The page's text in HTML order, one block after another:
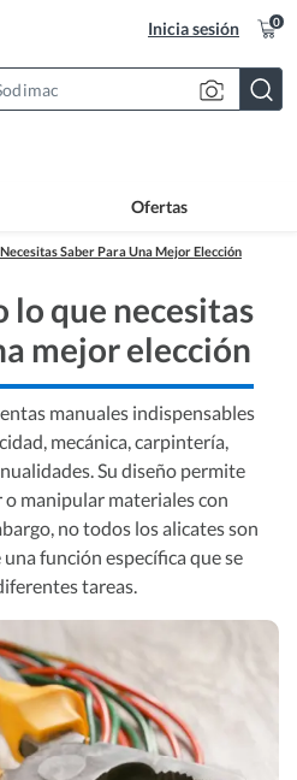
Inicia sesión 0
Ofertas
Saber Para Una Mejor Elección
que necesitas
mejor elección
manuales indispensables
mecánica, carpintería,
Su diseño permite
manipular materiales con
no todos los alicates son
función específica que se
tareas.